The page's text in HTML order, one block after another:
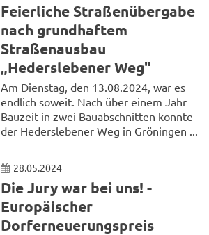
Feierliche Straßenübergabe
nach grundhaftem
Straßenausbau
„Hederslebener Weg"
Am Dienstag, den 13.08.2024, war es
endlich soweit. Nach über einem Jahr
Bauzeit in zwei Bauabschnitten konnte
der Hederslebener Weg in Gröningen ...
28.05.2024
Die Jury war bei uns! -
Europäischer
Dorferneuerungspreis